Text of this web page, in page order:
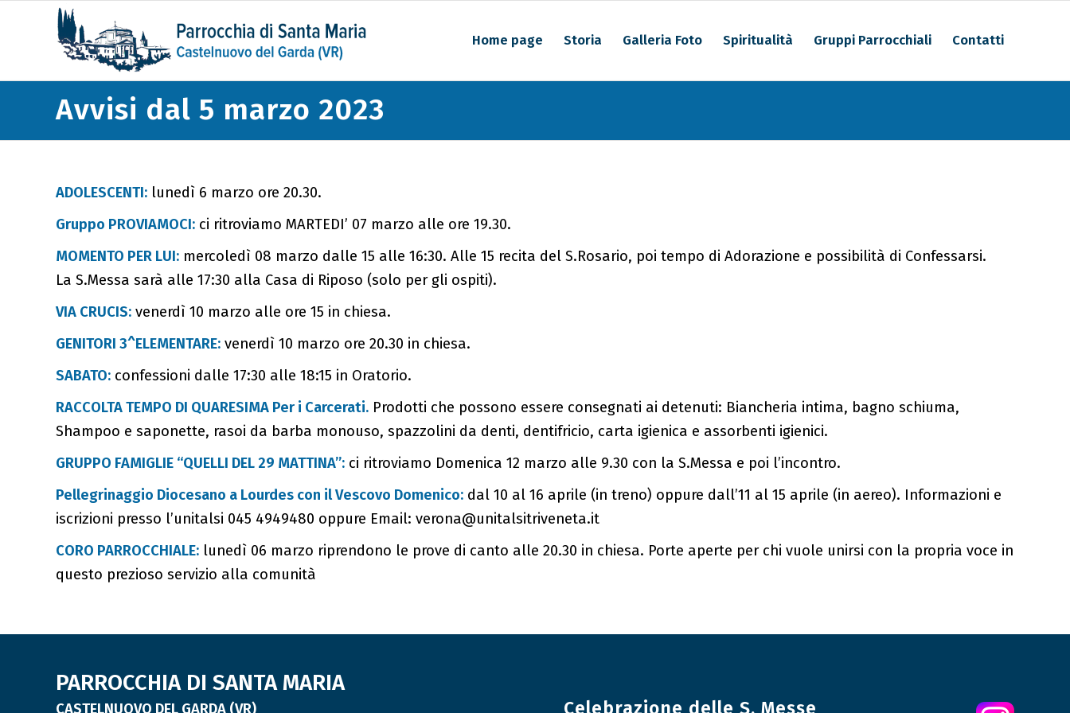
Home page Storia Galleria Foto Spiritualità Gruppi Parrocchiali Contatti
Avvisi dal 5 marzo 2023
ADOLESCENTI: lunedì 6 marzo ore 20.30.
Gruppo PROVIAMOCI: ci ritroviamo MARTEDI’ 07 marzo alle ore 19.30.
MOMENTO PER LUI: mercoledì 08 marzo dalle 15 alle 16:30. Alle 15 recita del S.Rosario, poi tempo di Adorazione e possibilità di Confessarsi.
La S.Messa sarà alle 17:30 alla Casa di Riposo (solo per gli ospiti).
VIA CRUCIS: venerdì 10 marzo alle ore 15 in chiesa.
GENITORI 3^ELEMENTARE: venerdì 10 marzo ore 20.30 in chiesa.
SABATO: confessioni dalle 17:30 alle 18:15 in Oratorio.
RACCOLTA TEMPO DI QUARESIMA Per i Carcerati. Prodotti che possono essere consegnati ai detenuti: Biancheria intima, bagno schiuma,
Shampoo e saponette, rasoi da barba monouso, spazzolini da denti, dentifricio, carta igienica e assorbenti igienici.
GRUPPO FAMIGLIE “QUELLI DEL 29 MATTINA”: ci ritroviamo Domenica 12 marzo alle 9.30 con la S.Messa e poi l’incontro.
Pellegrinaggio Diocesano a Lourdes con il Vescovo Domenico: dal 10 al 16 aprile (in treno) oppure dall’11 al 15 aprile (in aereo). Informazioni e
iscrizioni presso l’unitalsi 045 4949480 oppure Email: verona@unitalsitriveneta.it
CORO PARROCCHIALE: lunedì 06 marzo riprendono le prove di canto alle 20.30 in chiesa. Porte aperte per chi vuole unirsi con la propria voce in
questo prezioso servizio alla comunità
PARROCCHIA DI SANTA MARIA
CASTELNUOVO DEL GARDA (VR) Celebrazione delle S. Messe